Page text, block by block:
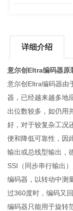
详细介绍
意尔创Eltra编码器原
意尔创Eltra编码器由
器，已经越来越多地
出位数较多，如仍用
好，对于较复杂工况
便和降低可靠性，因
输出或总线型输出，
SSI（同步串行输出
编码器，以转动中测
过360度时，编码又
编码器只能用于旋转